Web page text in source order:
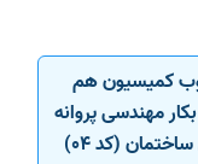
کمیسیون هم
مهندسی پروانه
(کد 04)